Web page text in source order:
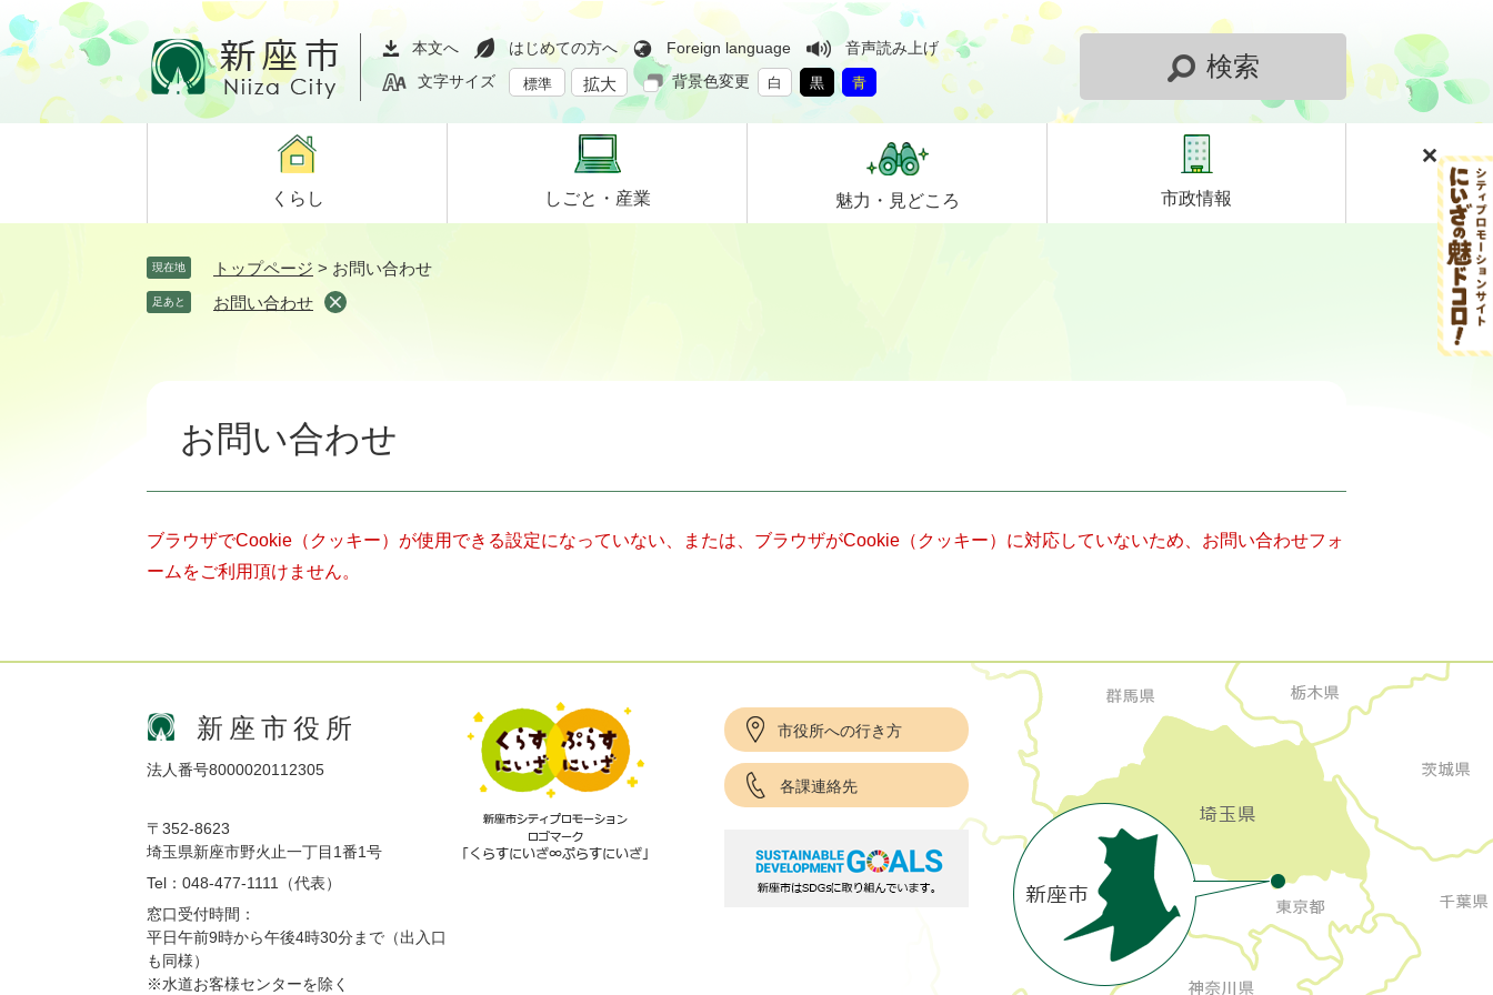
ペ
ー
ジ
メ
ニ
ュ
て
本文へ はじめての方へ Foreign language
音声読み上げ
文字サイズ
標準 拡大 背景色変更 白 黒 青
検索
くらし しごと・ 産業 魅力・ 見どころ 市政情報
現在地 トップページ > お問い合わせ
足あと お問い合わせ
お問い合わせ
ブラウザでCookie（クッキー）が使用できる設定になっていない、または、ブラウザがCookie（クッキー）に対応していないため、お問い合わせフォ
ームをご利用頂けません。
新座市役所
法人番号8000020112305
〒352-8623
埼玉県新座市野火止一丁目1番1号
Tel：048-477-1111（代表）
窓口受付時間：
平日午前9時から午後4時30分まで（出入口
も同様）
※水道お客様センターを除く
市役所への行き方
各課連絡先